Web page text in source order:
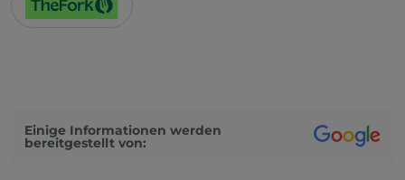
Einige Informationen werden
bereitgestellt von: